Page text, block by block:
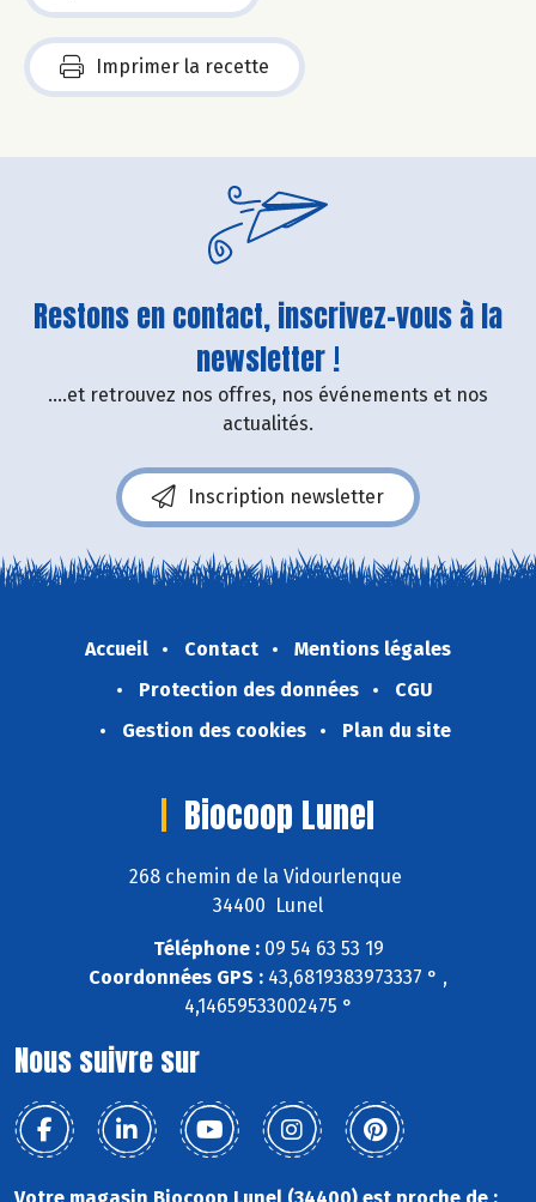
Imprimer la recette
Restons en contact, inscrivez-vous à la
newsletter !
....et retrouvez nos offres, nos événements et nos
actualités.
Inscription newsletter
Accueil Contact
Mentions légales
Protection des données
CGU
Gestion des cookies
Plan du site
Biocoop Lunel
268 chemin de la Vidourlenque
34400 Lunel
Téléphone :09 54 63 53 19
Coordonnées GPS : 43,6819383973337 ° ,
4,14659533002475 °
Nous suivre sur